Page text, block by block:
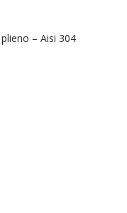
– Aisi 304